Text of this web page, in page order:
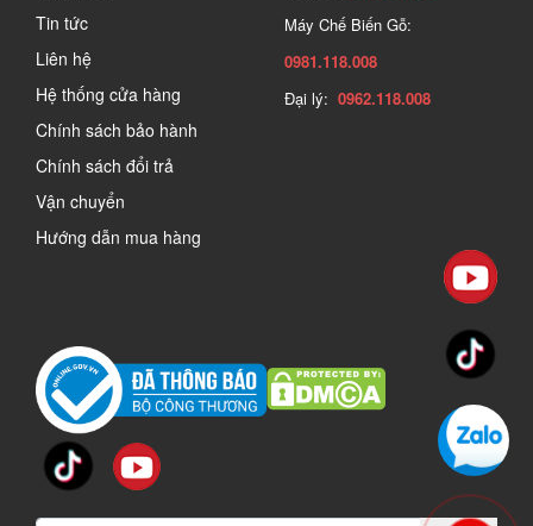
Tin tức
Liên hệ
Hệ thống cửa hàng
Chính sách bảo hành
Chính sách đổi trả
Vận chuyển
Hướng dẫn mua hàng
Máy Chế Biến Gỗ:
0981.118.008
Đại lý: 0962.118.008